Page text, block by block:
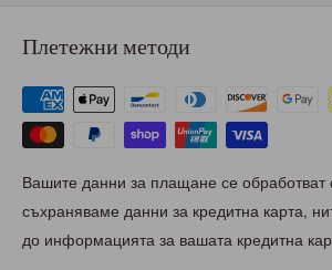
Плетежни методи
Вашите данни за плащане се обработват
съхраняваме данни за кредитна карта,
до информацията за вашата кредитна